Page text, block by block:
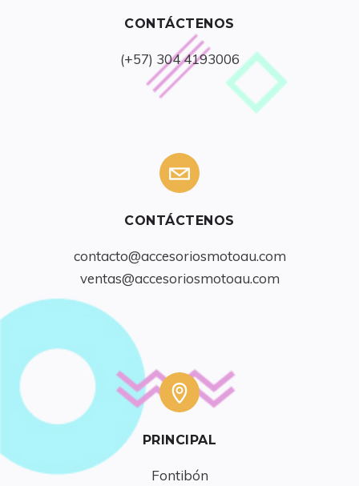
CONTÁCTENOS
(+57) 304 4193006
CONTÁCTENOS
contacto@accesoriosmotoau.com
ventas@accesoriosmotoau.com
PRINCIPAL
Fontibón